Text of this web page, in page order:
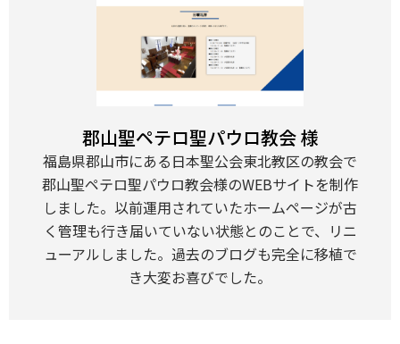
郡山聖ペテロ聖パウロ教会 様
福島県郡山市にある日本聖公会東北教区の教会で
郡山聖ペテロ聖パウロ教会様のWEBサイトを制作
しました。以前運用されていたホームページが古
く管理も行き届いていない状態とのことで、リニ
ューアルしました。過去のブログも完全に移植で
き大変お喜びでした。